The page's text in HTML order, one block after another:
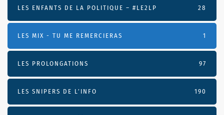
LES ENFANTS DE LA POLITIQUE – #LE2LP 28
LES MIX - TU ME REMERCIERAS 1
LES PROLONGATIONS 97
LES SNIPERS DE L’INFO 190